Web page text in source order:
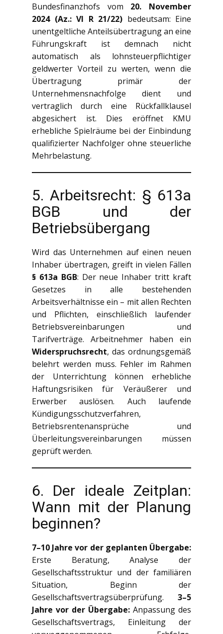
Bundesfinanzhofs vom 20. November
2024 (Az.: VI R 21/22) bedeutsam: Eine
unentgeltliche Anteilsübertragung an eine
Führungskraft ist demnach nicht
automatisch als lohnsteuerpflichtiger
geldwerter Vorteil zu werten, wenn die
Übertragung primär der
Unternehmensnachfolge dient und
vertraglich durch eine Rückfallklausel
abgesichert ist. Dies eröffnet KMU
erhebliche Spielräume bei der Einbindung
qualifizierter Nachfolger ohne steuerliche
Mehrbelastung.
5. Arbeitsrecht: § 613a
BGB und der
Betriebsübergang
Wird das Unternehmen auf einen neuen
Inhaber übertragen, greift in vielen Fällen
§ 613a BGB: Der neue Inhaber tritt kraft
Gesetzes in alle bestehenden
Arbeitsverhältnisse ein – mit allen Rechten
und Pflichten, einschließlich laufender
Betriebsvereinbarungen und
Tarifverträge. Arbeitnehmer haben ein
Widerspruchsrecht, das ordnungsgemäß
belehrt werden muss. Fehler im Rahmen
der Unterrichtung können erhebliche
Haftungsrisiken für Veräußerer und
Erwerber auslösen. Auch laufende
Kündigungsschutzverfahren,
Betriebsrentenansprüche und
Überleitungsvereinbarungen müssen
geprüft werden.
6. Der ideale Zeitplan:
Wann mit der Planung
beginnen?
7–10 Jahre vor der geplanten Übergabe:
Erste Beratung, Analyse der
Gesellschaftsstruktur und der familiären
Situation, Beginn der
Gesellschaftsvertragsüberprüfung. 3–5
Jahre vor der Übergabe: Anpassung des
Gesellschaftsvertrags, Einleitung der